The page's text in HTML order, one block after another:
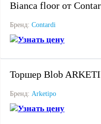
Bianca floor от
Бренд: Contardi
Узнать цену
Торшер Blob
Бренд: Arketipo
Узнать цену